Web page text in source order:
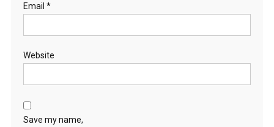
Email *
Website
Save my name,